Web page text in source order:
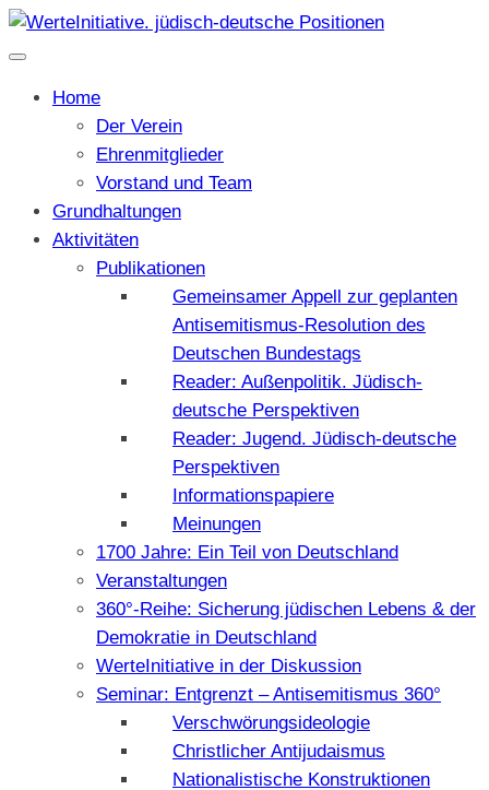
Home
Der Verein
Ehrenmitglieder
Vorstand und Team
Grundhaltungen
Aktivitäten
Publikationen
Gemeinsamer Appell zur geplanten
Antisemitismus-Resolution des
Deutschen Bundestags
Reader: Außenpolitik. Jüdisch-
deutsche Perspektiven
Reader: Jugend. Jüdisch-deutsche
Perspektiven
Informationspapiere
Meinungen
1700 Jahre: Ein Teil von Deutschland
Veranstaltungen
360°-Reihe: Sicherung jüdischen Lebens & der
Demokratie in Deutschland
WerteInitiative in der Diskussion
Seminar: Entgrenzt – Antisemitismus 360°
Verschwörungsideologie
Christlicher Antijudaismus
Nationalistische Konstruktionen